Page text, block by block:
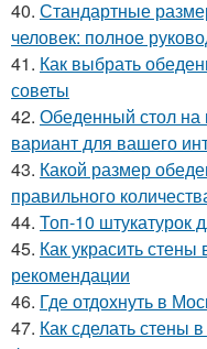
40. Стандартные
человек: полное
41. Как выбрать
советы
42. Обеденный стол на
вариант для вашего
43. Какой размер
правильного
44. Топ-10 штукатурок
45. Как украсить стены
рекомендации
46. Где отдохнуть в
47. Как сделать стены